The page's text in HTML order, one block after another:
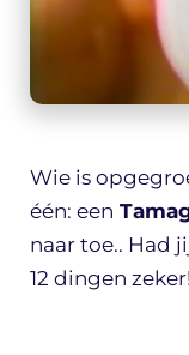
Wie is
één: een
naar toe.. Had
12 dingen zeker!